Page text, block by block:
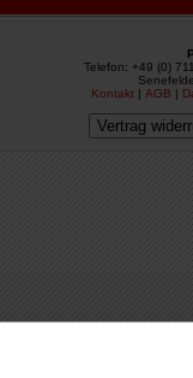
Telefon: +49 (0)
Kontakt | AGB |
Vertrag